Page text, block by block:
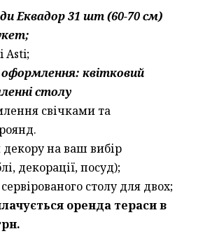
Еквадор 31 шт (60-70 см)
Asti;
квітковий
столу
свічками та
декору на ваш вибір
декорації, посуд);
столу для двох;
оренда тераси в